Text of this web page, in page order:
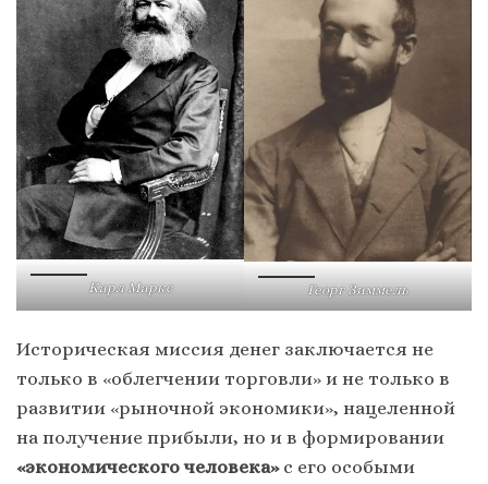
Карл Маркс Георг Зиммель
Историческая миссия денег заключается не
только в «облегчении торговли» и не только в
развитии «рыночной экономики», нацеленной
на получение прибыли, но и в формировании
«экономического человека»с его особыми